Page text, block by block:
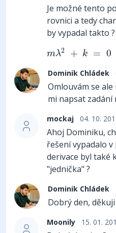
Je možné tento
rovnici a tedy
by vypadal takto ?
mλ2 + k = 0
λ2 k 0
Dominik Chládek
Omlouvám se
mi napsat zadání
mockaj 04. 10.
Ahoj Dominiku,
řešení vypadalo
derivace byl také
"jednička" ?
Dominik Chládek
Dobrý den,
Moonily 15. 01.